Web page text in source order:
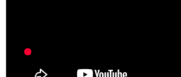
Tourisme